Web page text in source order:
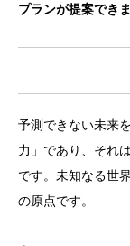
プランが提案できま
予測できない未来
力」であり、それ
です。未知なる世
の原点です。